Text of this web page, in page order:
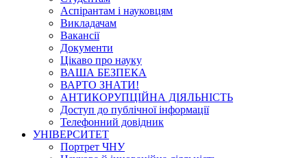
Аспірантам і науковцям
Викладачам
Вакансії
Документи
Цікаво про науку
ВАША БЕЗПЕКА
ВАРТО ЗНАТИ!
АНТИКОРУПЦІЙНА ДІЯЛЬНІСТЬ
Доступ до публічної інформації
Телефонний довідник
УНІВЕРСИТЕТ
Портрет ЧНУ